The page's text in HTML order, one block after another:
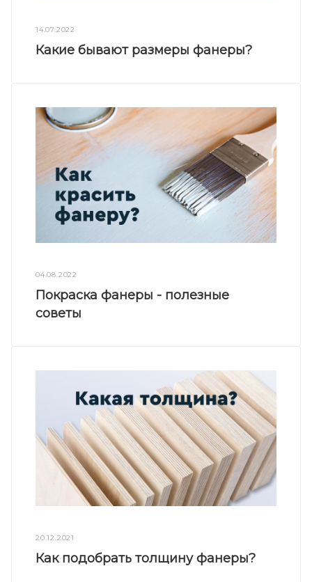
14.07.2022
Какие бывают размеры фанеры?
04.08.2022
Покраска фанеры - полезные
советы
20.12.2021
Как подобрать толщину фанеры?